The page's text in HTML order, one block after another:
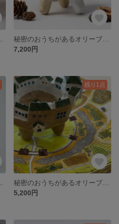
7,200円
残り1点
5,200円